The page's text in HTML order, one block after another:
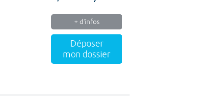
+ d'infos
Déposer
mon dossier